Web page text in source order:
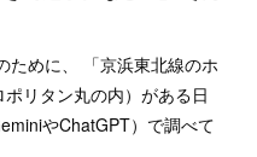
ために、 「京浜東北線のホ
リタン丸の内）がある日
やChatGPT）で調べて